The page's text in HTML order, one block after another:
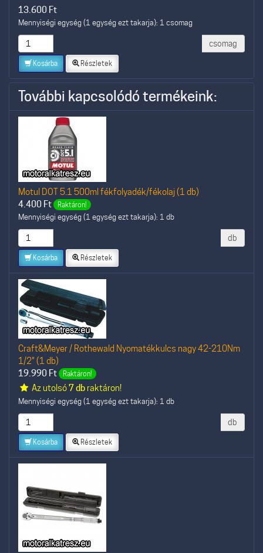
13.600 Ft
Mennyiségi egység (1 egység ezt takarja): 1 csomag
csomag
Kosárba Részletek
További kapcsolódó termékeink:
Motul DOT 5.1 500ml fékfolyadék/fékolaj (1 db)
4.400 Ft Raktáron!
Mennyiségi egység (1 egység ezt takarja): 1 db
db
Kosárba Részletek
Craft&Meyer / Rothewald Nyomatékkulcs nagy 42-210Nm
1/2" (1 db)
19.990 Ft Raktáron!
Az utolsó7 dbraktáron!
Mennyiségi egység (1 egység ezt takarja): 1 db
db
Kosárba Részletek